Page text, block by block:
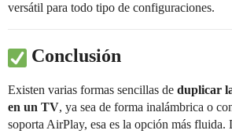
versátil para todo tipo de configuraciones.
Conclusión
Existen varias formas sencillas de duplicar
en un TV, ya sea de forma inalámbrica o
soporta AirPlay, esa es la opción más fluida.